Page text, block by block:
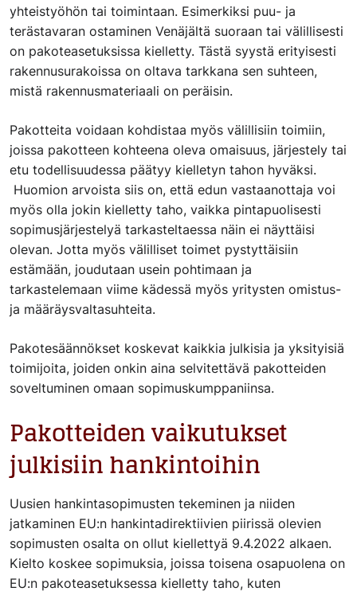
yhteistyöhön tai toimintaan. Esimerkiksi puu- ja
terästavaran ostaminen Venäjältä suoraan tai välillisesti
on pakoteasetuksissa kielletty. Tästä syystä erityisesti
rakennusurakoissa on oltava tarkkana sen suhteen,
mistä rakennusmateriaali on peräisin.
Pakotteita voidaan kohdistaa myös välillisiin toimiin,
joissa pakotteen kohteena oleva omaisuus, järjestely tai
etu todellisuudessa päätyy kielletyn tahon hyväksi.
Huomion arvoista siis on, että edun vastaanottaja voi
myös olla jokin kielletty taho, vaikka pintapuolisesti
sopimusjärjestelyä tarkasteltaessa näin ei näyttäisi
olevan. Jotta myös välilliset toimet pystyttäisiin
estämään, joudutaan usein pohtimaan ja
tarkastelemaan viime kädessä myös yritysten omistus-
ja määräysvaltasuhteita.
Pakotesäännökset koskevat kaikkia julkisia ja yksityisiä
toimijoita, joiden onkin aina selvitettävä pakotteiden
soveltuminen omaan sopimuskumppaniinsa.
Pakotteiden vaikutukset
julkisiin hankintoihin
Uusien hankintasopimusten tekeminen ja niiden
jatkaminen EU:n hankintadirektiivien piirissä olevien
sopimusten osalta on ollut kiellettyä 9.4.2022 alkaen.
Kielto koskee sopimuksia, joissa toisena osapuolena on
EU:n pakoteasetuksessa kielletty taho, kuten